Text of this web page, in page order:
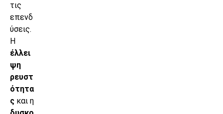
τις
επενδ
ύσεις.
Η
έλλει
ψη
ρευστ
ότητα
ς και η